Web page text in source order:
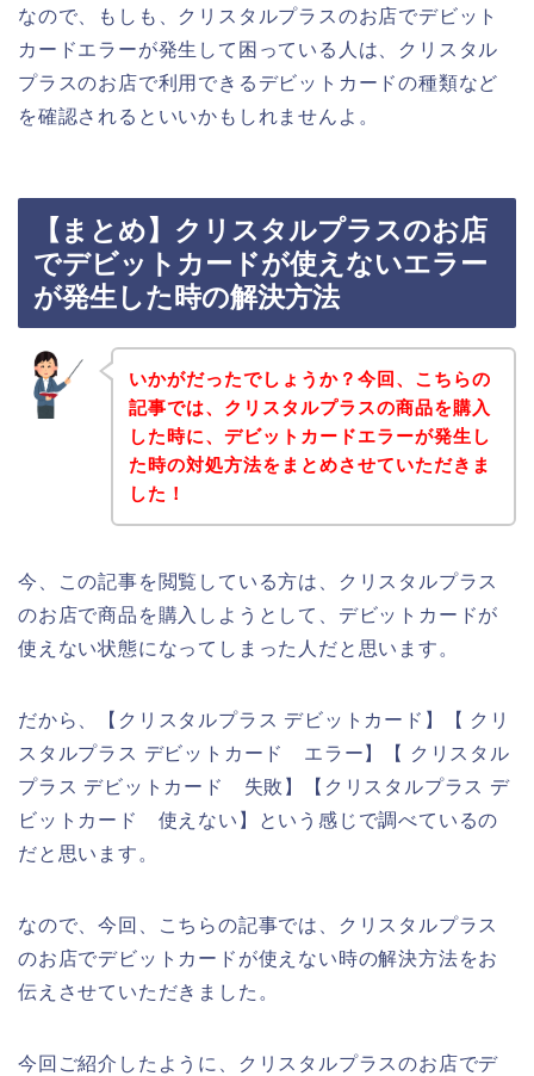
なので、もしも、クリスタルプラスのお店でデビット
カードエラーが発生して困っている人は、クリスタル
プラスのお店で利用できるデビットカードの種類など
を確認されるといいかもしれませんよ。
【まとめ】クリスタルプラスのお店
でデビットカードが使えないエラー
が発生した時の解決方法
いかがだったでしょうか？今回、こちらの
記事では、クリスタルプラスの商品を購入
した時に、デビットカードエラーが発生し
た時の対処方法をまとめさせていただきま
した！
今、この記事を閲覧している方は、クリスタルプラス
のお店で商品を購入しようとして、デビットカードが
使えない状態になってしまった人だと思います。
だから、【クリスタルプラス デビットカード】【 クリ
スタルプラス デビットカード エラー】【 クリスタル
プラス デビットカード 失敗】【クリスタルプラス デ
ビットカード 使えない】という感じで調べているの
だと思います。
なので、今回、こちらの記事では、クリスタルプラス
のお店でデビットカードが使えない時の解決方法をお
伝えさせていただきました。
今回ご紹介したように、クリスタルプラスのお店でデ